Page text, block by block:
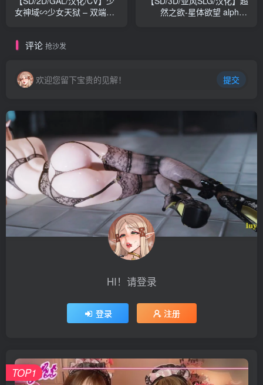
女神域∽少女天狱 – 双端汉
然之欲-星体欲望 alpha2
评论 抢沙发
欢迎您留下宝贵的见解！ 提交
HI！请登录
登录 注册
TOP1